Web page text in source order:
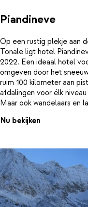
Piandineve
Op een rustig plekje aan
Tonale ligt hotel
2022. Een ideaal hotel
omgeven door het
ruim 100 kilometer aan
afdalingen voor élk
Maar ook wandelaars en
plek met verschillende
Het hotel heeft een
de skilift, waar je
een lekkere Italiaanse
Italiaans!
Nu bekijken